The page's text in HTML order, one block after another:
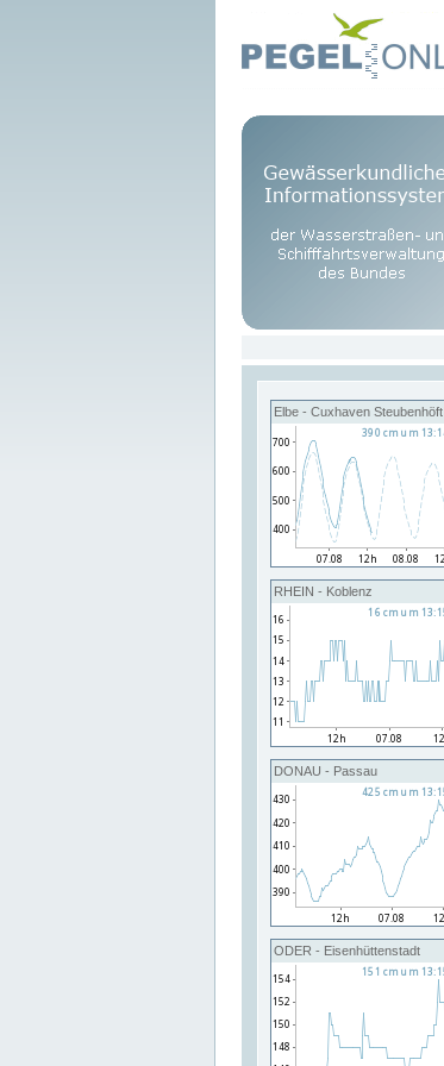
Elbe - Cuxhaven Steubenhöft
RHEIN - Koblenz
DONAU - Passau
ODER - Eisenhüttenstadt